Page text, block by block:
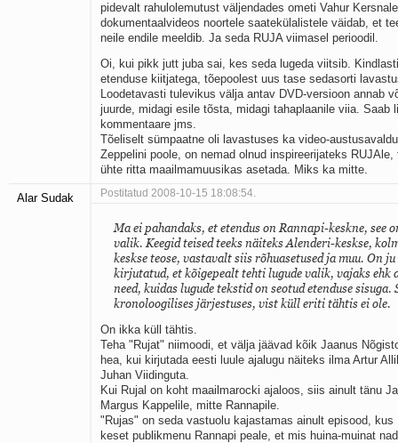
pidevalt rahulolemutust väljendades ometi Vahur
dokumentaalvideos noortele saatekülalistele väidab, et
neile endile meeldib. Ja seda RUJA viimasel perioodil.
Oi, kui pikk jutt juba sai, kes seda lugeda viitsib.
etenduse kiitjatega, tõepoolest uus tase sedasorti
Loodetavasti tulevikus välja antav DVD-versioon annab
juurde, midagi esile tõsta, midagi tahaplaanile viia. Saab
kommentaare jms.
Tõeliselt sümpaatne oli lavastuses ka video-
Zeppelini poole, on nemad olnud inspireerijateks RUJAle,
ühte ritta maailmamuusikas asetada. Miks ka mitte.
Alar Sudak Postitatud 2008-10-15 18:08:54.
Ma ei pahandaks, et etendus on Rannapi-keskne, see
valik. Keegid teised teeks näiteks Alenderi-keskse,
keskse teose, vastavalt siis rõhuasetused ja muu. On
kirjutatud, et kõigepealt tehti lugude valik, vajaks ehk
need, kuidas lugude tekstid on seotud etenduse sisuga.
kronoloogilises järjestuses, vist küll eriti tähtis ei ole.
On ikka küll tähtis.
Teha "Rujat" niimoodi, et välja jäävad kõik Jaanus
hea, kui kirjutada eesti luule ajalugu näiteks ilma Artur
Juhan Viidinguta.
Kui Rujal on koht maailmarocki ajaloos, siis ainult tänu
Margus Kappelile, mitte Rannapile.
"Rujas" on seda vastuolu kajastamas ainult episood, kus
keset publikmenu Rannapi peale, et mis huina-muinat